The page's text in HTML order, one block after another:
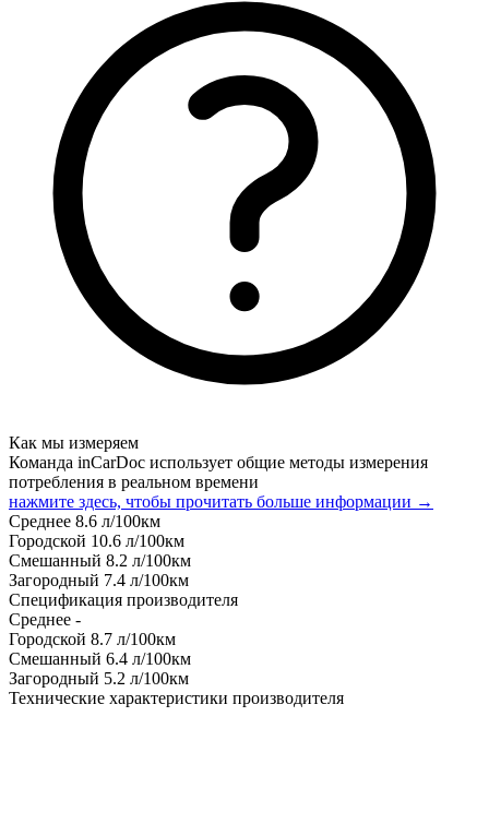
Как мы измеряем
Команда inCarDoc использует общие методы измерения
потребления в реальном времени
нажмите здесь, чтобы прочитать больше информации →
Среднее 8.6 л/100км
Городской 10.6 л/100км
Смешанный 8.2 л/100км
Загородный 7.4 л/100км
Спецификация производителя
Среднее -
Городской 8.7 л/100км
Смешанный 6.4 л/100км
Загородный 5.2 л/100км
Технические характеристики производителя